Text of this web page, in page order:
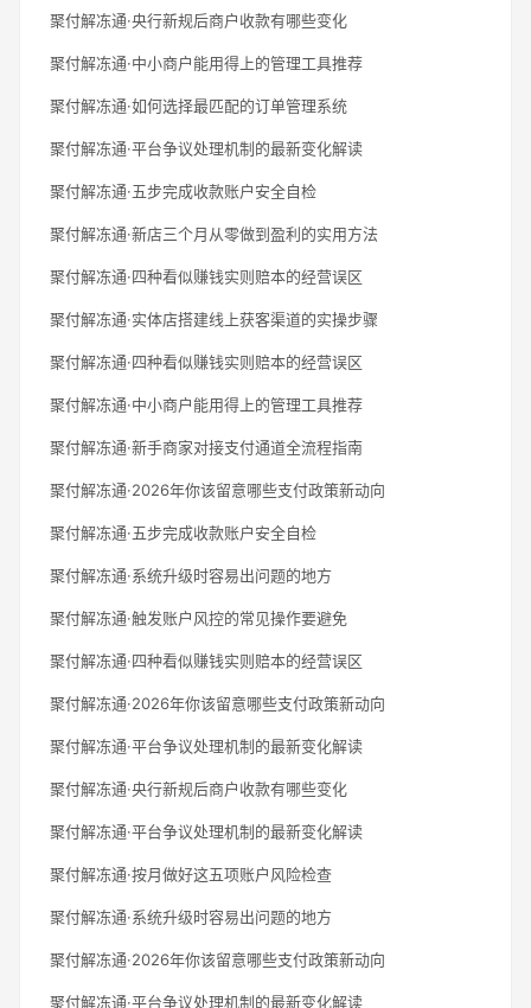
聚付解冻通·央行新规后商户收款有哪些变化
聚付解冻通·中小商户能用得上的管理工具推荐
聚付解冻通·如何选择最匹配的订单管理系统
聚付解冻通·平台争议处理机制的最新变化解读
聚付解冻通·五步完成收款账户安全自检
聚付解冻通·新店三个月从零做到盈利的实用方法
聚付解冻通·四种看似赚钱实则赔本的经营误区
聚付解冻通·实体店搭建线上获客渠道的实操步骤
聚付解冻通·四种看似赚钱实则赔本的经营误区
聚付解冻通·中小商户能用得上的管理工具推荐
聚付解冻通·新手商家对接支付通道全流程指南
聚付解冻通·2026年你该留意哪些支付政策新动向
聚付解冻通·五步完成收款账户安全自检
聚付解冻通·系统升级时容易出问题的地方
聚付解冻通·触发账户风控的常见操作要避免
聚付解冻通·四种看似赚钱实则赔本的经营误区
聚付解冻通·2026年你该留意哪些支付政策新动向
聚付解冻通·平台争议处理机制的最新变化解读
聚付解冻通·央行新规后商户收款有哪些变化
聚付解冻通·平台争议处理机制的最新变化解读
聚付解冻通·按月做好这五项账户风险检查
聚付解冻通·系统升级时容易出问题的地方
聚付解冻通·2026年你该留意哪些支付政策新动向
聚付解冻通·平台争议处理机制的最新变化解读